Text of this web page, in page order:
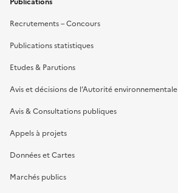
Recrutements – Concours
Publications statistiques
Etudes & Parutions
Avis et décisions de l’Autorité environnementale
Avis & Consultations publiques
Appels à projets
Données et Cartes
Marchés publics